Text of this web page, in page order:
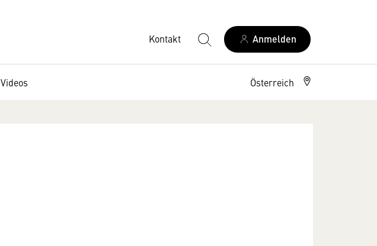
Kontakt Anmelden
Videos Österreich